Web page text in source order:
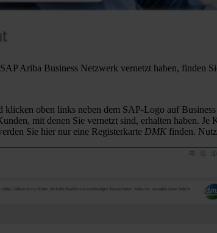
Ariba Business Netzwerk vernetzt haben, finden
oben links neben dem SAP-Logo auf
mit denen Sie vernetzt sind, erhalten haben.
Sie hier nur eine Registerkarte DMK finden.